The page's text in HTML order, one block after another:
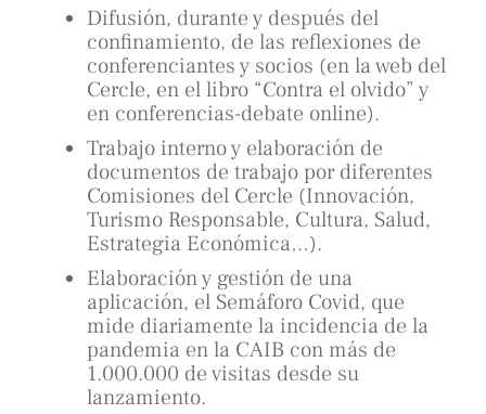
Difusión, durante y después del
confinamiento, de las reflexiones de
conferenciantes y socios (en la web del
Cercle, en el libro “Contra el olvido” y
en conferencias-debate online).
Trabajo interno y elaboración de
documentos de trabajo por diferentes
Comisiones del Cercle (Innovación,
Turismo Responsable, Cultura, Salud,
Estrategia Económica…).
Elaboración y gestión de una
aplicación, el Semáforo Covid, que
mide diariamente la incidencia de la
pandemia en la CAIB con más de
1.000.000 de visitas desde su
lanzamiento.